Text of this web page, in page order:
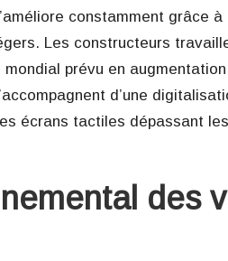
constamment grâce
Les constructeurs
prévu en
d’une
écrans tactiles dépassant
des